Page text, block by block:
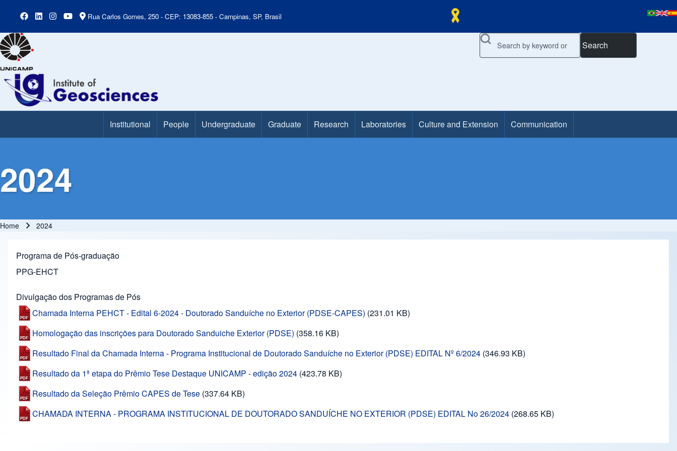
Rua Carlos Gomes, 250 - CEP: 13083-855 - Campinas, SP, Brasil
Search
Main Menu Institutional People Undergraduate Graduate Research Laboratories Culture and Extension Communication
2024
Home 2024
Programa de Pós-graduação
PPG-EHCT
Divulgação dos Programas de Pós
Chamada Interna PEHCT - Edital 6-2024 - Doutorado Sanduíche no Exterior (PDSE-CAPES) (231.01 KB)
Homologação das inscrições para Doutorado Sanduiche Exterior (PDSE) (358.16 KB)
Resultado Final da Chamada Interna - Programa Institucional de Doutorado Sanduíche no Exterior (PDSE) EDITAL Nº 6/2024 (346.93 KB)
Resultado da 1ª etapa do Prêmio Tese Destaque UNICAMP - edição 2024 (423.78 KB)
Resultado da Seleção Prêmio CAPES de Tese (337.64 KB)
CHAMADA INTERNA - PROGRAMA INSTITUCIONAL DE DOUTORADO SANDUÍCHE NO EXTERIOR (PDSE) EDITAL No 26/2024 (268.65 KB)